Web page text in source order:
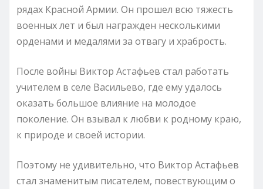
рядах Красной Армии. Он прошел всю тяжесть
военных лет и был награжден несколькими
орденами и медалями за отвагу и храбрость.
После войны Виктор Астафьев стал работать
учителем в селе Васильево, где ему удалось
оказать большое влияние на молодое
поколение. Он взывал к любви к родному краю,
к природе и своей истории.
Поэтому не удивительно, что Виктор Астафьев
стал знаменитым писателем, повествующим о